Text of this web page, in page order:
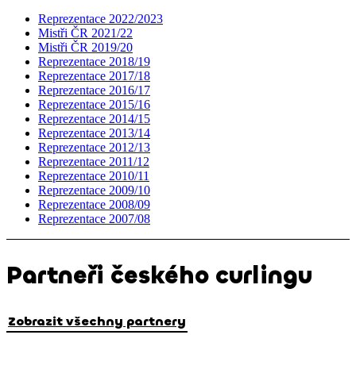
Reprezentace 2022/2023
Mistři ČR 2021/22
Mistři ČR 2019/20
Reprezentace 2018/19
Reprezentace 2017/18
Reprezentace 2016/17
Reprezentace 2015/16
Reprezentace 2014/15
Reprezentace 2013/14
Reprezentace 2012/13
Reprezentace 2011/12
Reprezentace 2010/11
Reprezentace 2009/10
Reprezentace 2008/09
Reprezentace 2007/08
Partneři českého curlingu
Zobrazit všechny partnery